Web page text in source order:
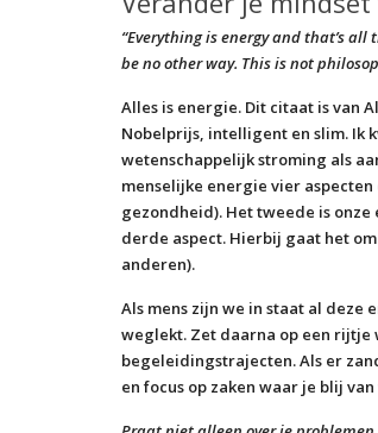
“Everything is energy and that’s
be no other way. This is not
Alles is energie. Dit citaat is van
Nobelprijs, intelligent en slim. Ik
wetenschappelijk stroming als
menselijke energie vier
gezondheid). Het tweede is
derde aspect. Hierbij gaat het
anderen).
Als mens zijn we in staat al
weglekt. Zet daarna op een rijtje
begeleidingstrajecten. Als er
en focus op zaken waar je blij